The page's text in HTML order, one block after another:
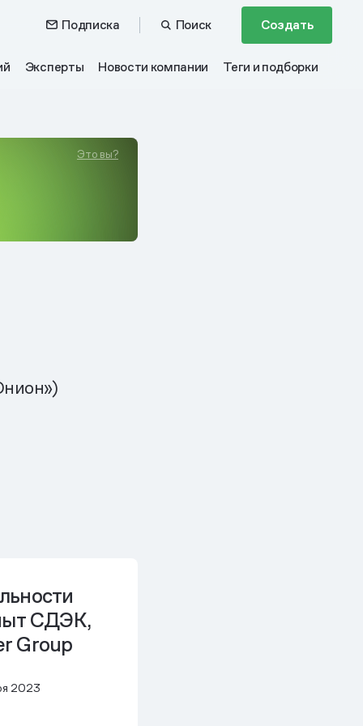
Подписка Поиск Создать
Эксперты Новости компании Теги и подборки
Это вы?
СДЭК,
Group
2023